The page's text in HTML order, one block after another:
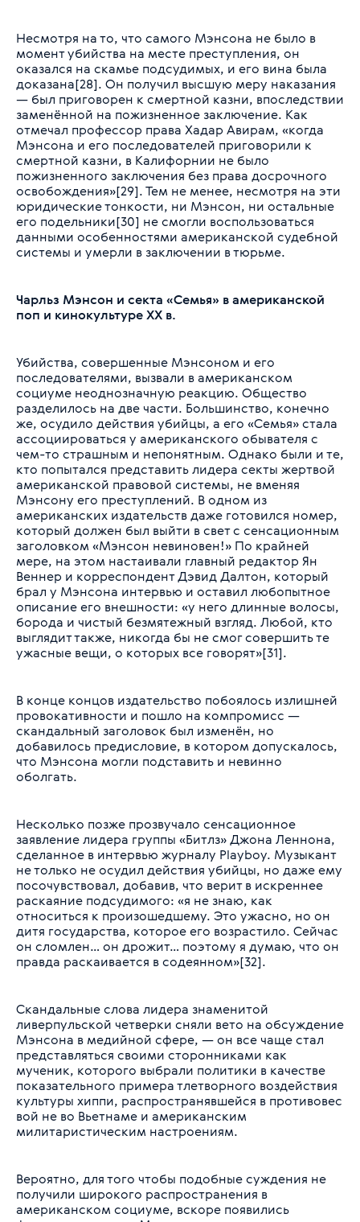
Несмотря на то, что самого Мэнсона не было в
момент убийства на месте преступления, он
оказался на скамье подсудимых, и его вина была
доказана[28]. Он получил высшую меру наказания
— был приговорен к смертной казни, впоследствии
заменённой на пожизненное заключение. Как
отмечал профессор права Хадар Авирам, «когда
Мэнсона и его последователей приговорили к
смертной казни, в Калифорнии не было
пожизненного заключения без права досрочного
освобождения»[29]. Тем не менее, несмотря на эти
юридические тонкости, ни Мэнсон, ни остальные
его подельники[30] не смогли воспользоваться
данными особенностями американской судебной
системы и умерли в заключении в тюрьме.
Чарльз Мэнсон и секта «Семья» в американской
поп и кинокультуре XX в.
Убийства, совершенные Мэнсоном и его
последователями, вызвали в американском
социуме неоднозначную реакцию. Общество
разделилось на две части. Большинство, конечно
же, осудило действия убийцы, а его «Семья» стала
ассоциироваться у американского обывателя с
чем-то страшным и непонятным. Однако были и те,
кто попытался представить лидера секты жертвой
американской правовой системы, не вменяя
Мэнсону его преступлений. В одном из
американских издательств даже готовился номер,
который должен был выйти в свет с сенсационным
заголовком «Мэнсон невиновен!» По крайней
мере, на этом настаивали главный редактор Ян
Веннер и корреспондент Дэвид Далтон, который
брал у Мэнсона интервью и оставил любопытное
описание его внешности: «у него длинные волосы,
борода и чистый безмятежный взгляд. Любой, кто
выглядит также, никогда бы не смог совершить те
ужасные вещи, о которых все говорят»[31].
В конце концов издательство побоялось излишней
провокативности и пошло на компромисс —
скандальный заголовок был изменён, но
добавилось предисловие, в котором допускалось,
что Мэнсона могли подставить и невинно
оболгать.
Несколько позже прозвучало сенсационное
заявление лидера группы «Битлз» Джона Леннона,
сделанное в интервью журналу Playboy. Музыкант
не только не осудил действия убийцы, но даже ему
посочувствовал, добавив, что верит в искреннее
раскаяние подсудимого: «я не знаю, как
относиться к произошедшему. Это ужасно, но он
дитя государства, которое его возрастило. Сейчас
он сломлен… он дрожит… поэтому я думаю, что он
правда раскаивается в содеянном»[32].
Скандальные слова лидера знаменитой
ливерпульской четверки сняли вето на обсуждение
Мэнсона в медийной сфере, — он все чаще стал
представляться своими сторонниками как
мученик, которого выбрали политики в качестве
показательного примера тлетворного воздействия
культуры хиппи, распространявшейся в противовес
вой не во Вьетнаме и американским
милитаристическим настроениям.
Вероятно, для того чтобы подобные суждения не
получили широкого распространения в
американском социуме, вскоре появились